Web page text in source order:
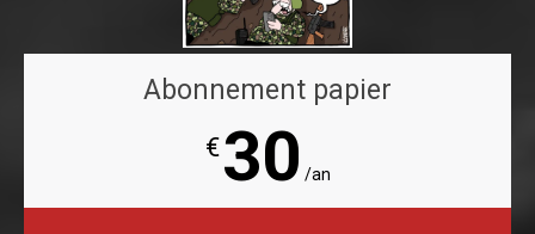
Abonnement papier
€30 /an